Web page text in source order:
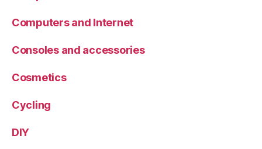
Computers and Internet
Consoles and accessories
Cosmetics
Cycling
DIY